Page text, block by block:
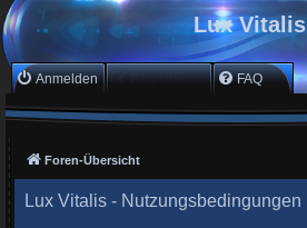
Lux Vitalis
Anmelden Registrieren FAQ
Foren-Übersicht
Lux Vitalis - Nutzungsbedingungen